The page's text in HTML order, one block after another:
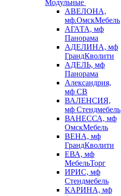
Модульные
АВЕЛОНА,
мф.ОмскМебель
АГАТА, мф
Панорама
АДЕЛИНА, мф
ГрандКволити
АДЕЛЬ, мф
Панорама
Александрия,
мф СВ
ВАЛЕНСИЯ,
мф Стендмебель
ВАНЕССА, мф
ОмскМебель
ВЕНА, мф
ГрандКволити
ЕВА, мф
МебельТорг
ИРИС, мф
Стендмебель
КАРИНА, мф